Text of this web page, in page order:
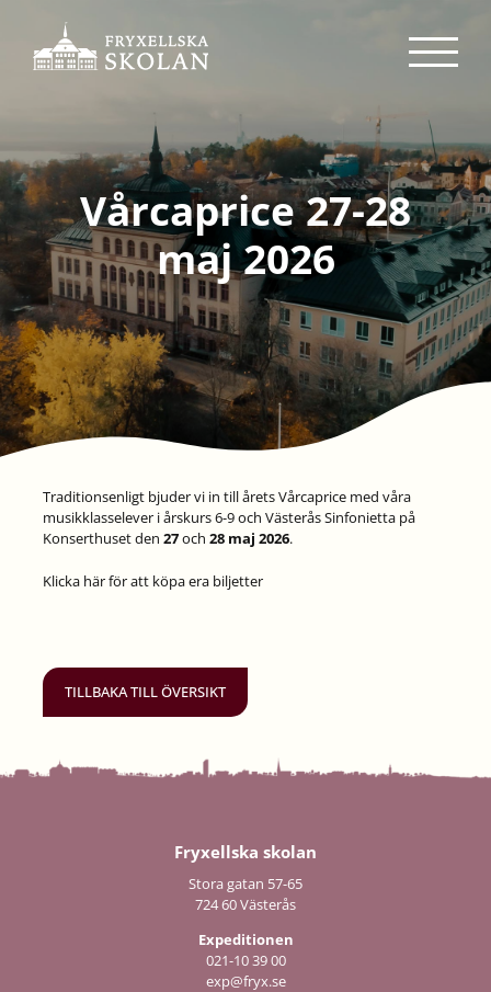
innehållet
Vårcaprice 27-28
maj 2026
Traditionsenligt bjuder vi in till årets Vårcaprice med våra
musikklasselever i årskurs 6-9 och Västerås Sinfonietta på
Konserthuset den 27och 28 maj 2026.
Klicka här för att köpa era biljetter
TILLBAKA TILL ÖVERSIKT
Fryxellska skolan
Stora gatan 57-65
724 60 Västerås
Expeditionen
021-10 39 00
exp@fryx.se